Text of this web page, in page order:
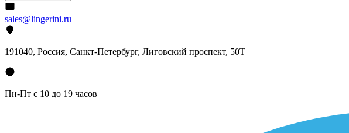
sales@lingerini.ru
191040, Россия, Санкт-Петербург, Лиговский проспект, 50Т
Пн-Пт с 10 до 19 часов